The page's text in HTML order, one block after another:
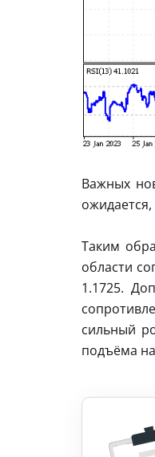
Важных
Таким
области
1.1725.
сильный
подъёма